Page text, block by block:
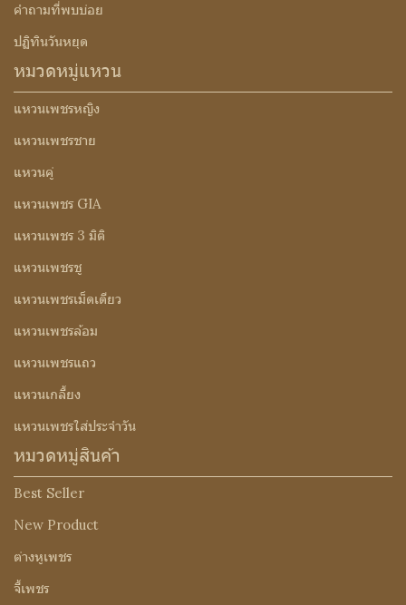
คำถามที่พบบ่อย
ปฏิทินวันหยุด
หมวดหมู่แหวน
แหวนเพชรหญิง
แหวนเพชรชาย
แหวนคู่
แหวนเพชร GIA
แหวนเพชร 3 มิติ
แหวนเพชรชู
แหวนเพชรเม็ดเดียว
แหวนเพชรล้อม
แหวนเพชรแถว
แหวนเกลี้ยง
แหวนเพชรใส่ประจำวัน
หมวดหมู่สินค้า
Best Seller
New Product
ต่างหูเพชร
จี้เพชร